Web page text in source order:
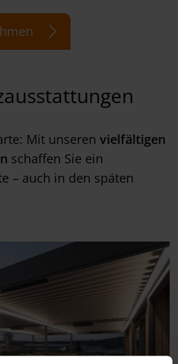
Mit unseren vielfältigen
schaffen Sie ein
– auch in den späten